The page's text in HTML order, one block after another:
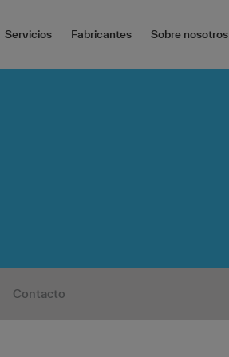
Servicios Fabricantes Sobre nosotros
Contacto